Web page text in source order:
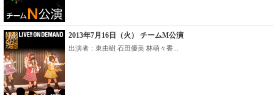
2013年7月16日（火） チームM公演
出演者：東由樹 石田優美 林萌々香...